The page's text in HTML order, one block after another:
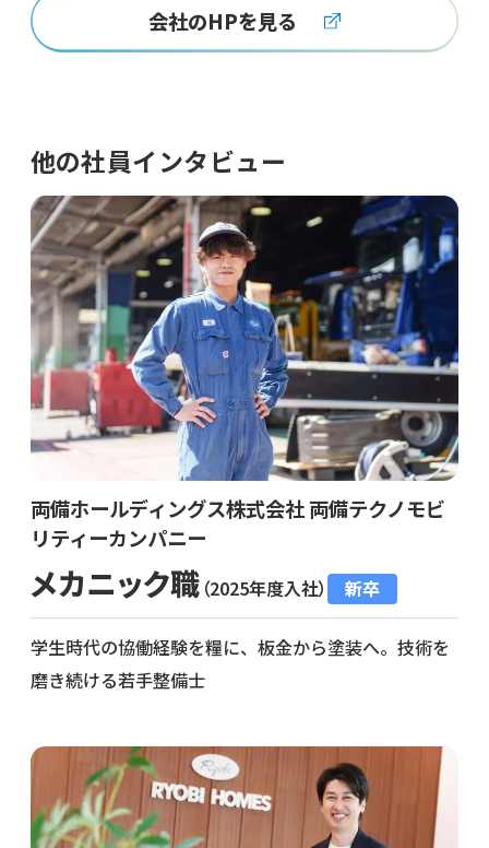
会社のHPを見る
他の社員インタビュー
両備ホールディングス株式会社 両備テクノモビ
リティーカンパニー
メカニック職 （2025年度入社） 新卒
学生時代の協働経験を糧に、板金から塗装へ。技術を
磨き続ける若手整備士